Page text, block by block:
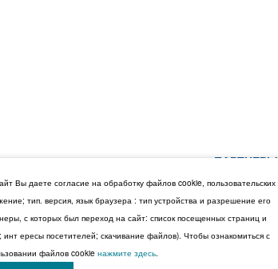
ПАРТНЕРЫ
края.
Вы даете согласие на обработку файлов cookie, пользовательских
тип. версия, язык браузера : тип устройства и разрешение его
с которых был переход на сайт: список посещенных страниц и
ересы посетителей; скачивание файлов). Чтобы ознакомиться с
файлов cookie нажмите здесь.